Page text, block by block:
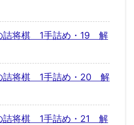
詰将棋 1手詰め・19 解
詰将棋 1手詰め・20 解
詰将棋 1手詰め・21 解